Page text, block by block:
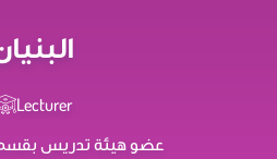
Lecturer
عضو هيئة تدريس بقسم